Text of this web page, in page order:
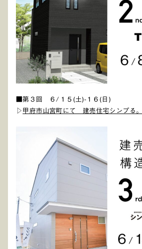
■第３回 ６/１５(土)-１６(日)
▷ 甲府市山宮町にて 建売住宅シンプる